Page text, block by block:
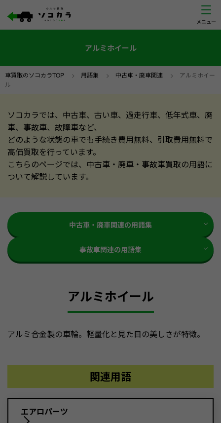
アルミホイール
車買取のソコカラTOP > 用語集 > 中古車・廃車関連 > アルミホイー
ル
ソコカラでは、中古車、古い車、過走行車、低年式車、廃
車、事故車、故障車など、
どのような状態の車でも手続き費用無料、引取費用無料で
高価買取を行っています。
こちらのページでは、中古車・廃車・事故車買取の用語に
ついて解説しています。
中古車・廃車関連の用語集
事故車関連の用語集
アルミホイール
アルミ合金製の車輪。軽量化と見た目の美しさが特徴。
関連用語
エアロパーツ